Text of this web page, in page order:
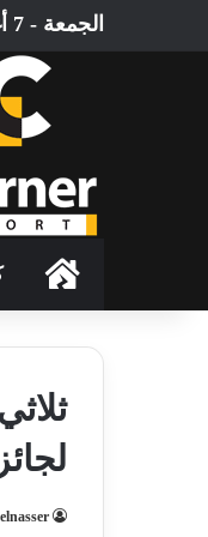
الجمعة - 7 أغسطس - 2026 / 7:36 صباحًا